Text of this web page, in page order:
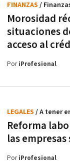
Morosidad
situaciones
acceso al
FINANZAS /
PoriProfesional
Reforma
las
LEGALES / A tener
PoriProfesional